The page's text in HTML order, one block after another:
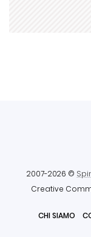
2007-2026 ©
Creative
CHI SIAMO